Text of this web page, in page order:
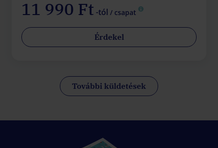
11 990 Ft -tól / csapat
Érdekel
További küldetések